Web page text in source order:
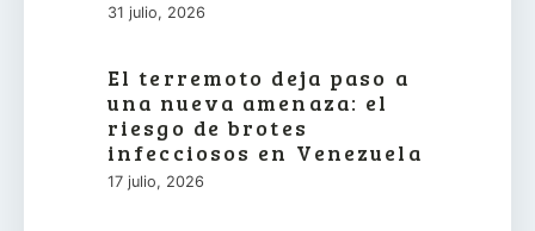
31 julio, 2026
El terremoto deja paso a
una nueva amenaza: el
riesgo de brotes
infecciosos en Venezuela
17 julio, 2026